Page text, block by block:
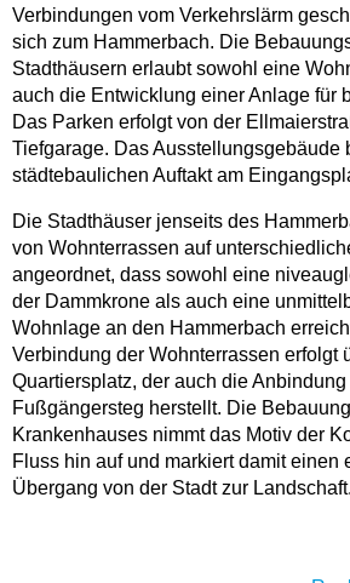
Verbindungen vom Verkehrslärm
sich zum Hammerbach. Die
Stadthäusern erlaubt sowohl eine
auch die Entwicklung einer Anlage für
Das Parken erfolgt von der
Tiefgarage. Das Ausstellungsgebäude
städtebaulichen Auftakt am
Die Stadthäuser jenseits des
von Wohnterrassen auf
angeordnet, dass sowohl eine
der Dammkrone als auch eine
Wohnlage an den Hammerbach
Verbindung der Wohnterrassen erfolgt
Quartiersplatz, der auch die
Fußgängersteg herstellt. Die
Krankenhauses nimmt das Motiv der
Fluss hin auf und markiert damit einen
Übergang von der Stadt zur Landschaft.